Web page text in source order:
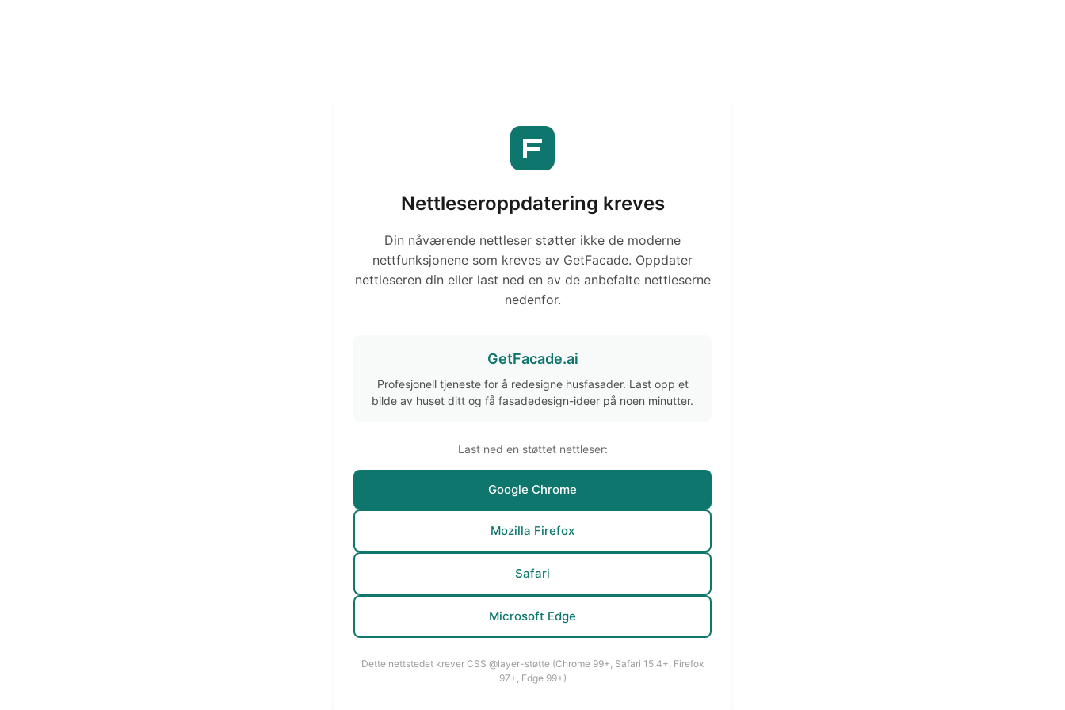
Nettleseroppdatering kreves
Din nåværende nettleser støtter ikke de moderne
nettfunksjonene som kreves av GetFacade. Oppdater
nettleseren din eller last ned en av de anbefalte nettleserne
nedenfor.
GetFacade.ai
Profesjonell tjeneste for å redesigne husfasader. Last opp et
bilde av huset ditt og få fasadedesign-ideer på noen minutter.
Last ned en støttet nettleser:
Google Chrome
Mozilla Firefox
Safari
Microsoft Edge
Dette nettstedet krever CSS @layer-støtte (Chrome 99+, Safari 15.4+, Firefox
97+, Edge 99+)